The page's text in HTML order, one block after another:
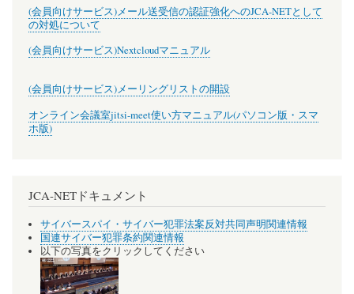
(会員向けサービス)メール送受信の認証強化へのJCA-NETとして
の対処について
(会員向けサービス)Nextcloudマニュアル
(会員向けサービス)メーリングリストの開設
オンライン会議室jitsi-meet使い方マニュアル(パソコン版・スマ
ホ版)
JCA-NETドキュメント
サイバースパイ・サイバー犯罪法案反対共同声明関連情報
国連サイバー犯罪条約関連情報
以下の写真をクリックしてください